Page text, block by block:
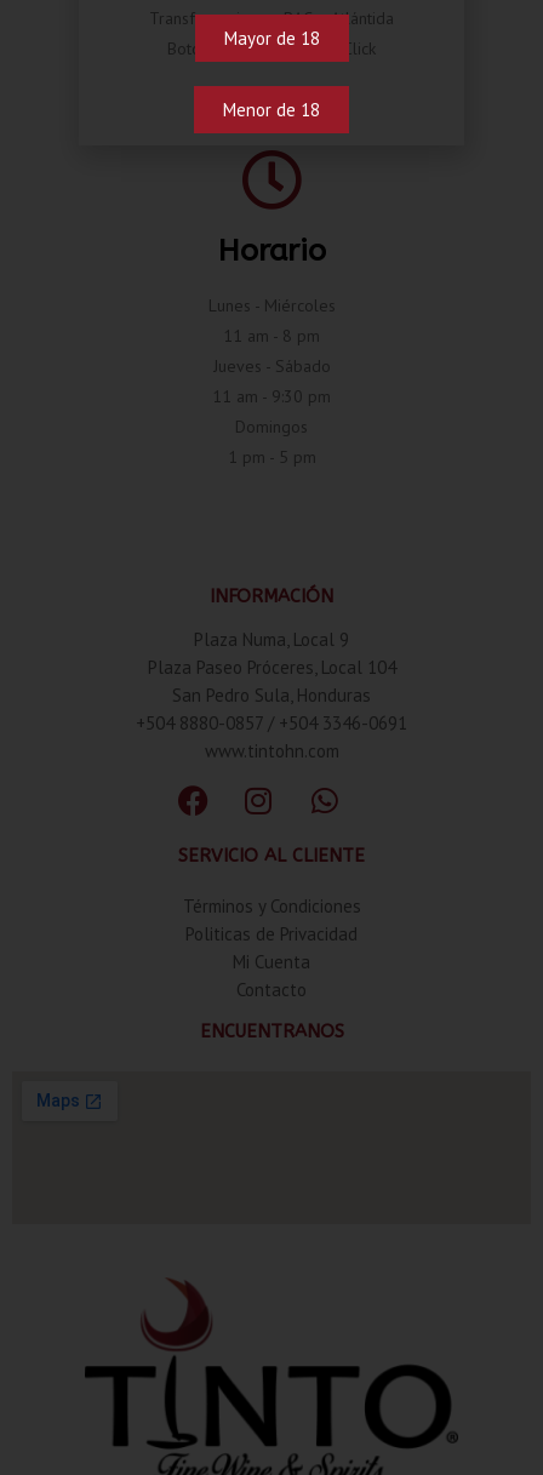
Transferencia por BAC o Atlántida
Botón de pago Compra Click
Horario
Lunes - Miércoles
11 am - 8 pm
Jueves - Sábado
11 am - 9:30 pm
Domingos
1 pm - 5 pm
INFORMACIÓN
Plaza Numa, Local 9
Plaza Paseo Próceres, Local 104
San Pedro Sula, Honduras
+504 8880-0857 / +504 3346-0691
www.tintohn.com
SERVICIO AL CLIENTE
Términos y Condiciones
Politicas de Privacidad
Mi Cuenta
Contacto
ENCUENTRANOS
Mayor de 18
Menor de 18